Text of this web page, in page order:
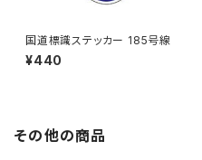
国道標識ステッカー 185号線
¥440
その他の商品